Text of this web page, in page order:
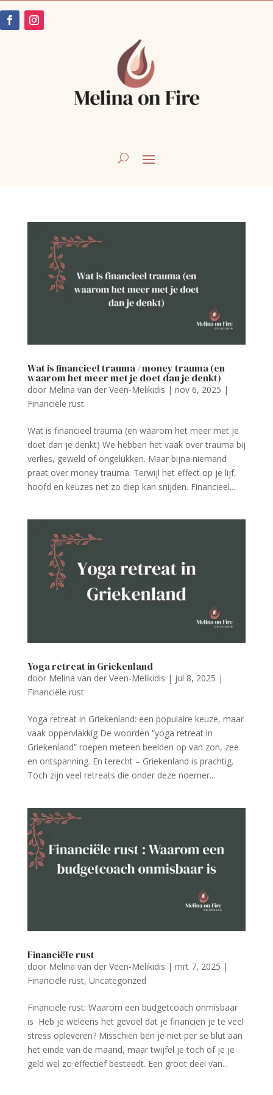
Wat is financieel trauma / money trauma (en
waarom het meer met je doet dan je denkt)
door Melina van der Veen-Melikidis | nov 6, 2025 |
Financiële rust
Wat is financieel trauma (en waarom het meer met je
doet dan je denkt) We hebben het vaak over trauma bij
verlies, geweld of ongelukken. Maar bijna niemand
praat over money trauma. Terwijl het effect op je lijf,
hoofd en keuzes net zo diep kan snijden. Financieel...
Yoga retreat in Griekenland
door Melina van der Veen-Melikidis | jul 8, 2025 |
Financiële rust
Yoga retreat in Griekenland: een populaire keuze, maar
vaak oppervlakkig De woorden “yoga retreat in
Griekenland” roepen meteen beelden op van zon, zee
en ontspanning. En terecht – Griekenland is prachtig.
Toch zijn veel retreats die onder deze noemer...
Financiële rust
door Melina van der Veen-Melikidis | mrt 7, 2025 |
Financiële rust, Uncategorized
Financiële rust: Waarom een budgetcoach onmisbaar
is Heb je weleens het gevoel dat je financiën je te veel
stress opleveren? Misschien ben je niet per se blut aan
het einde van de maand, maar twijfel je toch of je je
geld wel zo effectief besteedt. Een groot deel van...